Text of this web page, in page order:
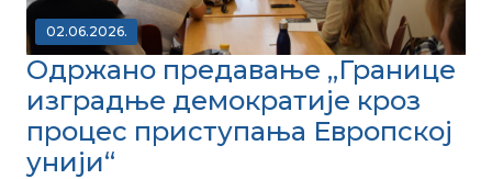
02.06.2026.
Одржано предавање „Границе
изградње демократије кроз
процес приступања Европској
унији“